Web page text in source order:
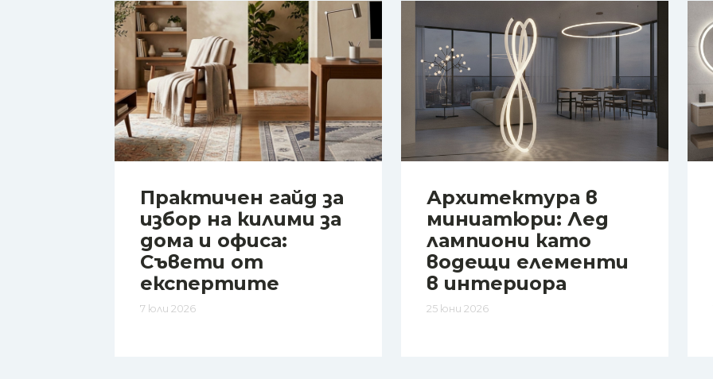
Практичен гайд за
избор на килими за
дома и офиса:
Съвети от
експертите
7 юли 2026
Архитектура в
миниатюри: Лед
лампиони като
водещи елементи
в интериора
25 юни 2026